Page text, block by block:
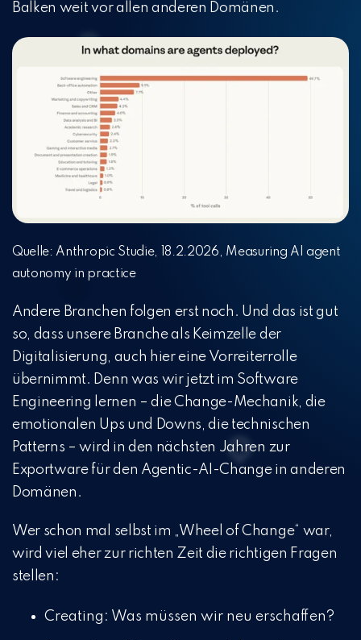
Balken weit vor allen anderen Domänen.
Quelle: Anthropic Studie, 18.2.2026, Measuring AI agent
autonomy in practice
Andere Branchen folgen erst noch. Und das ist gut
so, dass unsere Branche als Keimzelle der
Digitalisierung, auch hier eine Vorreiterrolle
übernimmt. Denn was wir jetzt im Software
Engineering lernen – die Change-Mechanik, die
emotionalen Ups und Downs, die technischen
Patterns – wird in den nächsten Jahren zur
Exportware für den Agentic-AI-Change in anderen
Domänen.
Wer schon mal selbst im „Wheel of Change“ war,
wird viel eher zur richten Zeit die richtigen Fragen
stellen:
Creating: Was müssen wir neu erschaffen?